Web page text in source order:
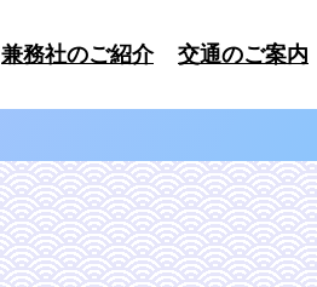
兼務社のご紹介 交通のご案内